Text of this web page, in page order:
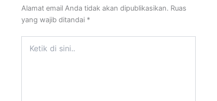
Alamat email Anda tidak akan dipublikasikan. Ruas
yang wajib ditandai *